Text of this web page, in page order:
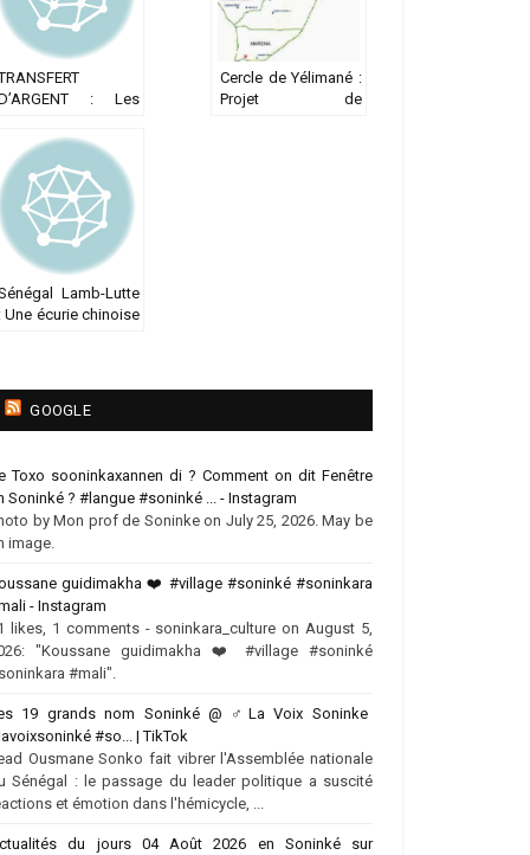
: Les
de la balance
commerciale
Cercle de Yélimané :
Projet de
Lamb-Lutte
: Une écurie chinoise
GOOGLE
Toxo sooninkaxannen di ? Comment on dit Fenêtre
Soninké ? #langue #soninké ... - Instagram
by Mon prof de Soninke on July 25, 2026. May be
image.
guidimakha ❤️‍ #village #soninké #soninkara
- Instagram
likes, 1 comments - soninkara_culture on August 5,
"Koussane guidimakha ❤️‍ #village #soninké
#mali".
19 grands nom Soninké @ ‍♂️La Voix Soninke
#so... | TikTok
Ousmane Sonko fait vibrer l'Assemblée nationale
Sénégal : le passage du leader politique a suscité
et émotion dans l'hémicycle, ...
du jours 04 Août 2026 en Soninké sur